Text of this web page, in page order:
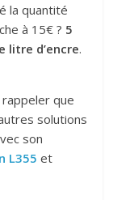
la quantité
à 15€ ? 5
litre d’encre.
que
solutions
son
L355 et